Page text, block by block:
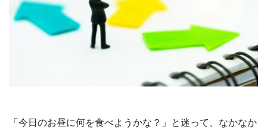
「今日のお昼に何を食べようかな？」と迷って、なかなか